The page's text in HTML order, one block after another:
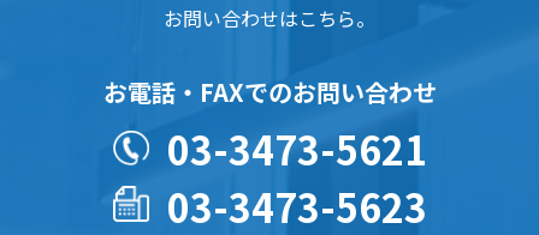
お問い合わせはこちら。
お電話・FAXでのお問い合わせ
03-3473-5621
03-3473-5623